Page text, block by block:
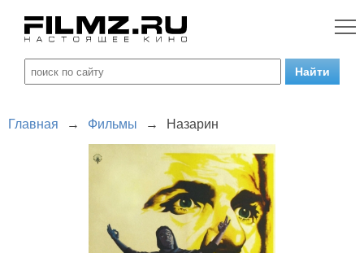
Главная → Фильмы → Назарин